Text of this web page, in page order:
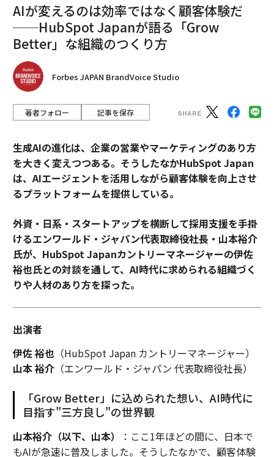
AIが変えるのは効率ではなく顧客体験だ
──HubSpot Japanが語る「Grow
Better」な組織のつくり方
Forbes JAPAN BrandVoice Studio
著者フォロー 記事を保存
生成AIの進化は、企業の営業やマーケティングのあり方
を大きく変えつつある。そうしたなかHubSpot Japan
は、AIエージェントを活用しながら顧客体験を向上させ
るプラットフォームを提供している。
外資・日系・スタートアップを横断して採用支援を手掛
けるエンワールド・ジャパン代表取締役社長・山本裕介
氏が、HubSpot Japanカントリーマネージャーの伊佐
裕也氏との対談を通して、AI時代に求められる組織づく
りや人材のあり方を探った。
出演者
伊佐 裕也（HubSpot Japan カントリーマネージャー）
山本 裕介（エンワールド・ジャパン 代表取締役社長）
「Grow Better」に込められた想い、AI時代に
目指す"三方良し"の世界観
山本裕介（以下、山本）
：ここ1年ほどの間に、日本で
もAIが急速に普及しました。そうしたなかで、顧客体験